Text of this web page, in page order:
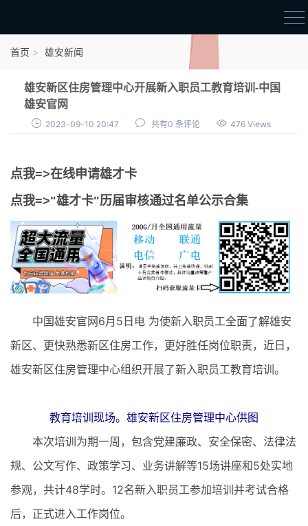
审核通过公示
首页 雄安新闻
雄安新区住房管理中心开展新入职员工教育培训-中国
雄安官网
2023-09-10 20:47 共有0 条评论 476 Views
点我=>在线申请雄才卡
点我=>"雄才卡"历届审核通过名单公示合集
中国雄安官网6月5日电 为使新入职员工全面了解雄安
新区、更快熟悉新区住房工作，更好胜任岗位职责，近日，
雄安新区住房管理中心组织开展了新入职员工教育培训。
教育培训现场。雄安新区住房管理中心供图
本次培训为期一周，包含党建廉政、安全保密、法律法
规、公文写作、政策学习、业务讲解等15场讲座和5处实地
参观，共计48学时。12名新入职员工参加培训并考试合格
后，正式进入工作岗位。